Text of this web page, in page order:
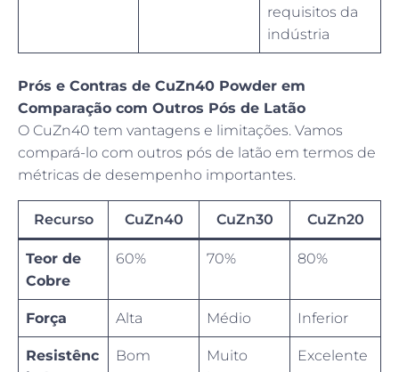
requisitos da
indústria
Prós e Contras de CuZn40 Powder em
Comparação com Outros Pós de Latão
O CuZn40 tem vantagens e limitações. Vamos
compará-lo com outros pós de latão em termos de
métricas de desempenho importantes.
Recurso CuZn40 CuZn30 CuZn20
Teor de
Cobre
60% 70% 80%
Força Alta Médio Inferior
Resistênc
Bom
Muito
Excelente